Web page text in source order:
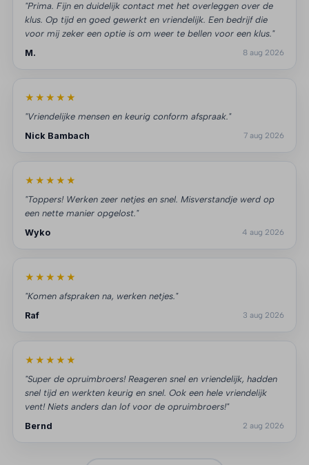
"Prima. Fijn en duidelijk contact met het overleggen over de
klus. Op tijd en goed gewerkt en vriendelijk. Een bedrijf die
voor mij zeker een optie is om weer te bellen voor een klus."
M.
8 aug 2026
★★★★★
"Vriendelijke mensen en keurig conform afspraak."
Nick Bambach
7 aug 2026
★★★★★
"Toppers! Werken zeer netjes en snel. Misverstandje werd op
een nette manier opgelost."
Wyko
4 aug 2026
★★★★★
"Komen afspraken na, werken netjes."
Raf
3 aug 2026
★★★★★
"Super de opruimbroers! Reageren snel en vriendelijk, hadden
snel tijd en werkten keurig en snel. Ook een hele vriendelijk
vent! Niets anders dan lof voor de opruimbroers!"
Bernd
2 aug 2026